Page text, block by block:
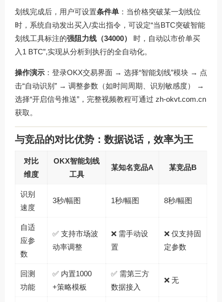
划线完成后，用户可设置条件单 ：当价格突破某一划线位
时，系统自动发出买入/卖出指令，可设定“当BTC突破智能
划线工具标注的强阻力线（34000）
时，自动以市价单买
入1 BTC”,实现从分析到执行的全自动化。
操作演示 ：登录OKX交易界面 → 选择“智能划线”模块 → 点
击“自动识别” → 调整参数（如时间周期、识别敏感度） →
选择“开启信号推送”，完整视频教程可通过 zh-okvt.com.cn
获取。
与竞品的对比优势：数据说话，效率为王
对比
维度
OKX智能划线
工具
某知名竞品A 某竞品B
识别
速度
3秒/幅图 1秒/幅图 8秒/幅图
自适
应参
数
✅ 支持市场波
动率调整
❌ 需手动设
置
❌ 仅支持固
定参数
回测
功能
✅ 内置1000
+策略模板
✅ 需第三方
数据接入
❌ 无